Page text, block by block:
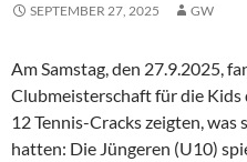
SEPTEMBER 27, 2025 GW
Am Samstag, den 27.9.2025,
Clubmeisterschaft für die Kids
12 Tennis-Cracks zeigten, was
hatten: Die Jüngeren (U10)